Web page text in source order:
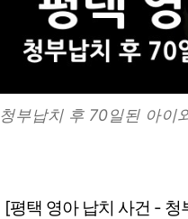
청부납치 후 70일된 아이
[평택 영아 납치 사건 -